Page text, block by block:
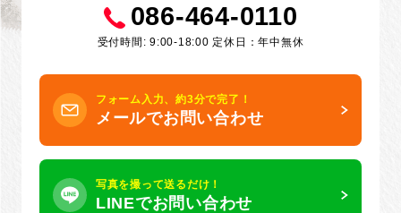
086-464-0110
受付時間: 9:00-18:00 定休日：年中無休
フォーム入力、約3分で完了！
メールでお問い合わせ
写真を撮って送るだけ！
LINEでお問い合わせ